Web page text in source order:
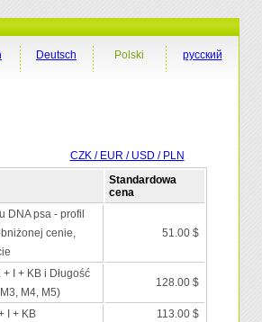
русский
Polski
Deutsch
CZK / EUR / USD / PLN
Standardowa
cena
DNA psa - profil
cenie,
51.00 $
I + KB i Długość
M4, M5)
128.00 $
I + KB 113.00 $